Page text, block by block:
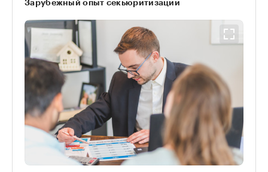
Зарубежный опыт секьюритизации